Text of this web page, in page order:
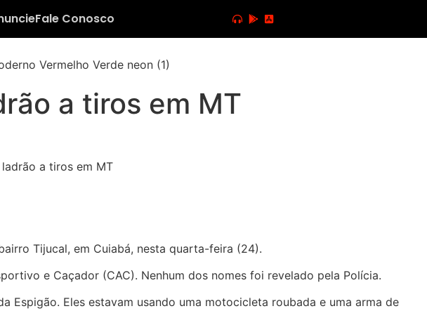
Fale Conosco
a tiros em MT
Tijucal, em Cuiabá, nesta quarta-feira (24).
e Caçador (CAC). Nenhum dos nomes foi revelado pela Polícia.
Espigão. Eles estavam usando uma motocicleta roubada e uma arma de